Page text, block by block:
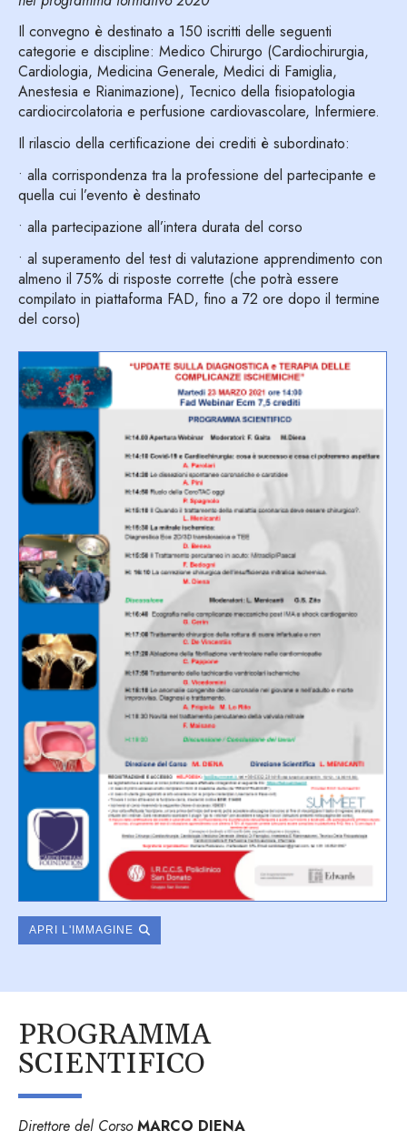
Il convegno è destinato a 150 iscritti delle seguenti
categorie e discipline: Medico Chirurgo (Cardiochirurgia,
Cardiologia, Medicina Generale, Medici di Famiglia,
Anestesia e Rianimazione), Tecnico della fisiopatologia
cardiocircolatoria e perfusione cardiovascolare, Infermiere.
Il rilascio della certificazione dei crediti è subordinato:
• alla corrispondenza tra la professione del partecipante e
quella cui l’evento è destinato
• alla partecipazione all’intera durata del corso
• al superamento del test di valutazione apprendimento con
almeno il 75% di risposte corrette (che potrà essere
compilato in piattaforma FAD, fino a 72 ore dopo il termine
del corso)
APRI L'IMMAGINE
PROGRAMMA
SCIENTIFICO
Direttore del CorsoMARCO DIENA